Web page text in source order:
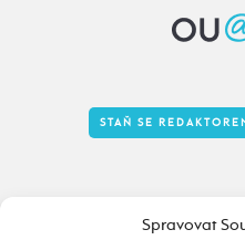
Spravovat
Tady
STAŇ SE